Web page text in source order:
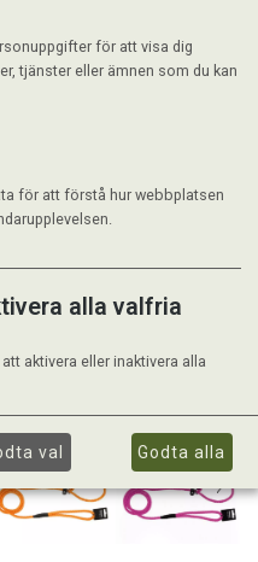
för att visa dig
tjänster eller ämnen som du kan
för att förstå hur webbplatsen
alla valfria
aktivera eller inaktivera alla
val Godta alla